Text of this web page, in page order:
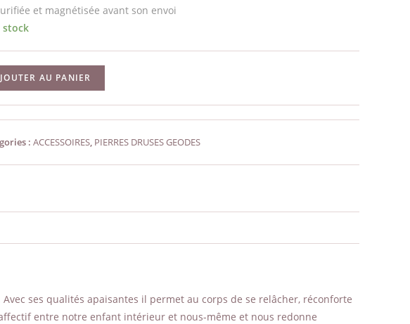
et magnétisée avant son envoi
stock
AU PANIER
: ACCESSOIRES, PIERRES DRUSES GEODES
ses qualités apaisantes il permet au corps de se relâcher, réconforte
entre notre enfant intérieur et nous-même et nous redonne